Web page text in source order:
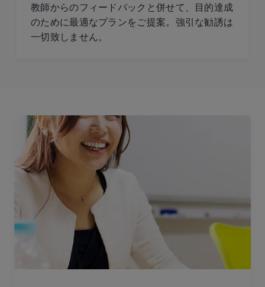
教師からのフィードバックと併せて、目的達成
のために最適なプランをご提案。強引な勧誘は
一切致しません。